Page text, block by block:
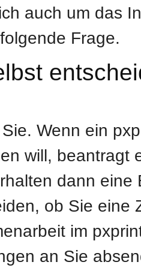
auch um das
Frage.
Wenn ein
will, beantragt
dann
ob Sie eine
im
an Sie